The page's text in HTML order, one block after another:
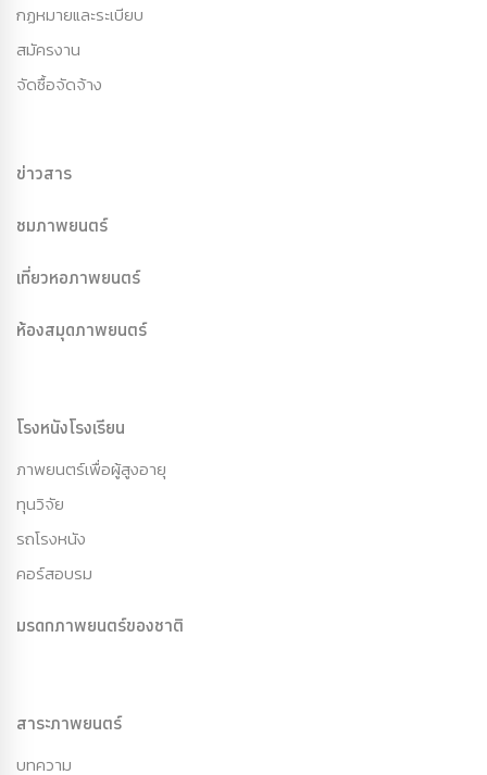
กฏหมายและระเบียบ
สมัครงาน
จัดซื้อจัดจ้าง
ข่าวสาร
ชมภาพยนตร์
เที่ยวหอภาพยนตร์
ห้องสมุดภาพยนตร์
โรงหนังโรงเรียน
ภาพยนตร์เพื่อผู้สูงอายุ
ทุนวิจัย
รถโรงหนัง
คอร์สอบรม
มรดกภาพยนตร์ของชาติ
สาระภาพยนตร์
บทความ